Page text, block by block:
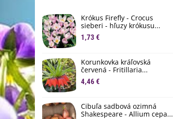
Krókus Firefly - Crocus
sieberi - hľuzy krókusu...
1,73 €
Korunkovka kráľovská
červená - Fritillaria...
4,46 €
Cibuľa sadbová ozimná
Shakespeare - Allium cepa...